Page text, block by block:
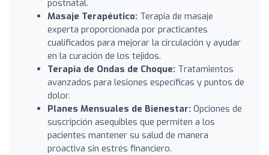
postnatal.
Masaje Terapéutico: Terapia de masaje
experta proporcionada por practicantes
cualificados para mejorar la circulación y ayudar
en la curación de los tejidos.
Terapia de Ondas de Choque: Tratamientos
avanzados para lesiones específicas y puntos de
dolor.
Planes Mensuales de Bienestar: Opciones de
suscripción asequibles que permiten a los
pacientes mantener su salud de manera
proactiva sin estrés financiero.